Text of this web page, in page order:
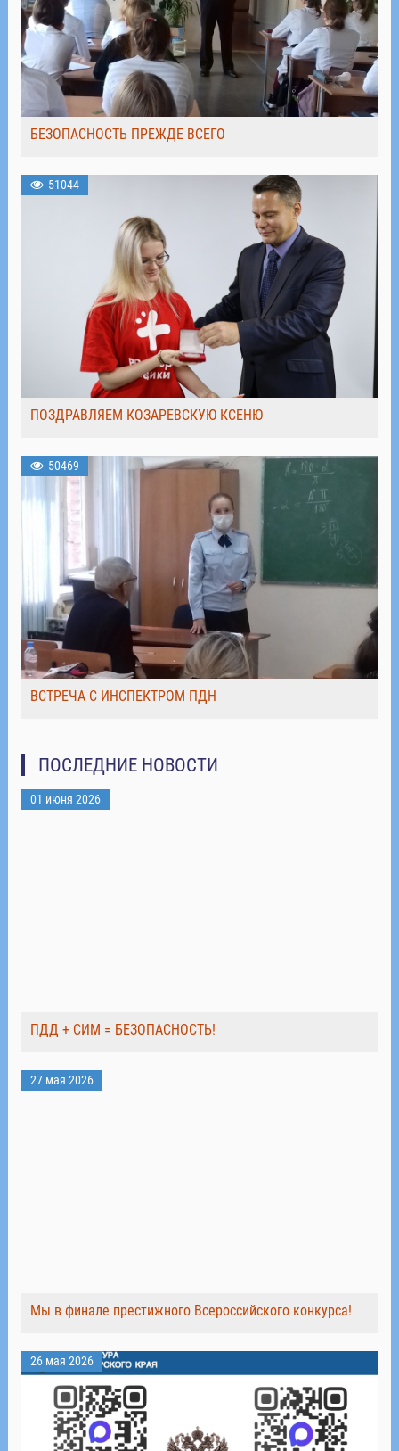
БЕЗОПАСНОСТЬ ПРЕЖДЕ ВСЕГО
51044
ПОЗДРАВЛЯЕМ КОЗАРЕВСКУЮ КСЕНЮ
50469
ВСТРЕЧА С ИНСПЕКТРОМ ПДН
ПОСЛЕДНИЕ НОВОСТИ
01 июня 2026
ПДД + СИМ = БЕЗОПАСНОСТЬ!
27 мая 2026
Мы в финале престижного Всероссийского конкурса!
26 мая 2026